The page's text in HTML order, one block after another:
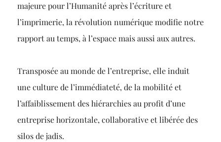
majeure pour l’Humanité après l’écriture et
l’imprimerie, la révolution numérique modifie notre
rapport au temps, à l’espace mais aussi aux autres.
Transposée au monde de l’entreprise, elle induit
une culture de l’immédiateté, de la mobilité et
l’affaiblissement des hiérarchies au profit d’une
entreprise horizontale, collaborative et libérée des
silos de jadis.